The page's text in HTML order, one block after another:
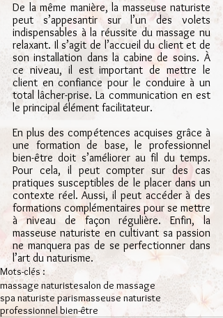
De la même manière, la masseuse naturiste
peut s’appesantir sur l’un des volets
indispensables à la réussite du massage nu
relaxant. Il s’agit de l’accueil du client et de
son installation dans la cabine de soins. À
ce niveau, il est important de mettre le
client en confiance pour le conduire à un
total lâcher-prise. La communication en est
le principal élément facilitateur.
En plus des compétences acquises grâce à
une formation de base, le professionnel
bien-être doit s’améliorer au fil du temps.
Pour cela, il peut compter sur des cas
pratiques susceptibles de le placer dans un
contexte réel. Aussi, il peut accéder à des
formations complémentaires pour se mettre
à niveau de façon régulière. Enfin, la
masseuse naturiste en cultivant sa passion
ne manquera pas de se perfectionner dans
l’art du naturisme.
Mots-clés :
massage naturistesalon de massage
spa naturiste parismasseuse naturiste
professionnel bien-être